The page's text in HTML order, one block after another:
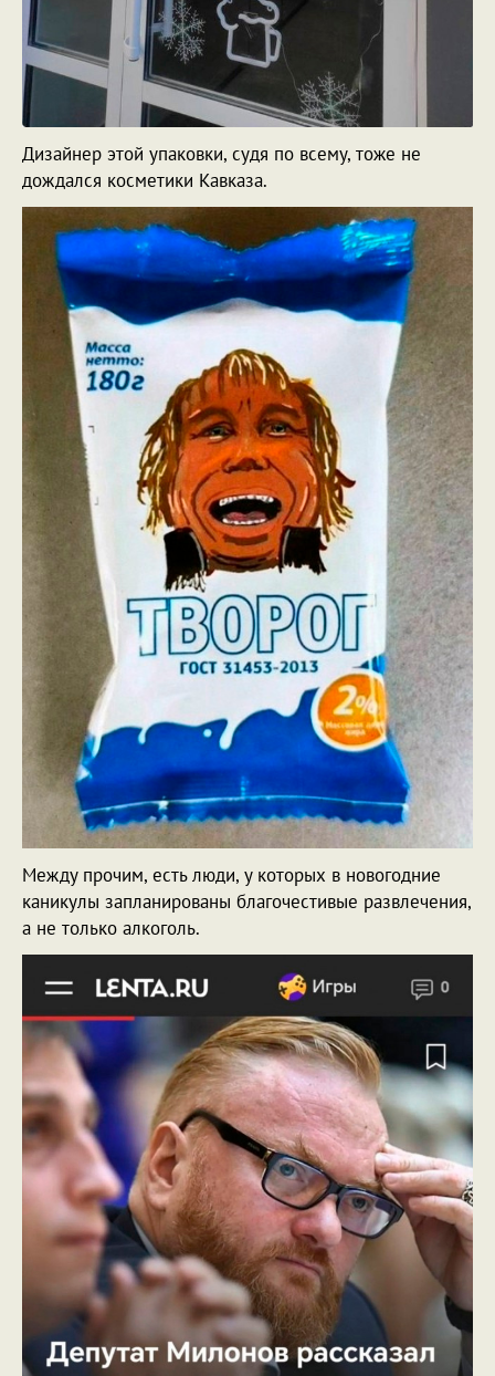
Дизайнер этой упаковки, судя по всему, тоже не
дождался косметики Кавказа.
Между прочим, есть люди, у которых в новогодние
каникулы запланированы благочестивые развлечения,
а не только алкоголь.